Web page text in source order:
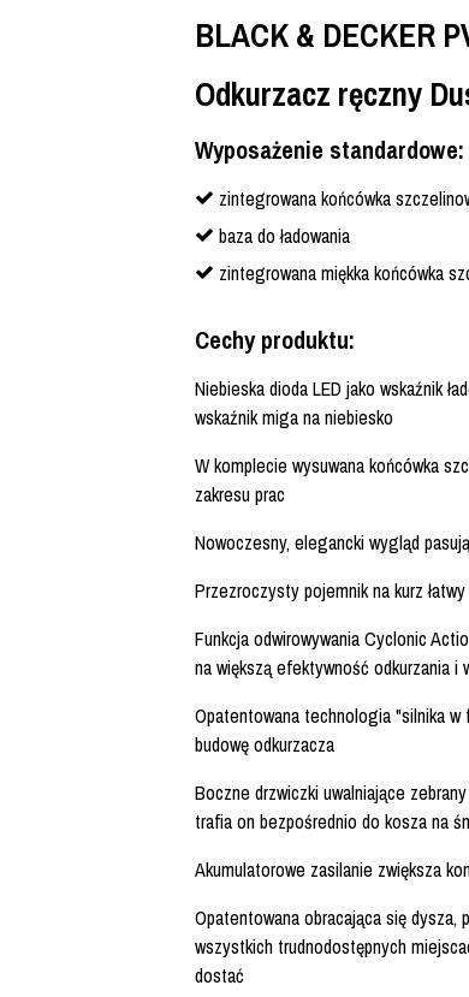
BLACK & DECKER
Odkurzacz ręczny
Wyposażenie standardowe:
zintegrowana końcówka
baza do ładowania
zintegrowana miękka końcówka
Cechy produktu:
Niebieska dioda LED jako wskaźnik
wskaźnik miga na niebiesko
W komplecie wysuwana końcówka
zakresu prac
Nowoczesny, elegancki wygląd
Przezroczysty pojemnik na kurz
Funkcja odwirowywania Cyclonic
na większą efektywność odkurzania i
Opatentowana technologia "silnika
budowę odkurzacza
Boczne drzwiczki uwalniające
trafia on bezpośrednio do kosza na
Akumulatorowe zasilanie zwiększa
Opatentowana obracająca się dysza,
wszystkich trudnodostępnych
dostać